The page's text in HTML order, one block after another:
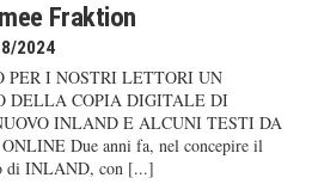
Fraktion
2024
PER I NOSTRI LETTORI UN
DELLA COPIA DIGITALE DI
INLAND E ALCUNI TESTI DA
Due anni fa, nel concepire il
di INLAND, con [...]